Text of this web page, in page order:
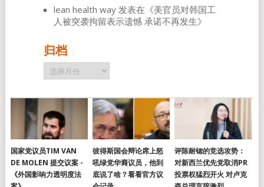
lean health way发表在《美官员对韩国工
人被突袭拘留表示遗憾 承诺不再发生》
归档
归
档
国家党议员TIM VAN
DE MOLEN 提交议案 -
《外国影响力透明度法
彼得斯国会辩论席上怒
吼绿党华裔议员，他到
底说了啥？看看官方议
评陈耐锶的竞选攻势：
对新西兰优先党取消PR
投票权猛烈开火 对卢克